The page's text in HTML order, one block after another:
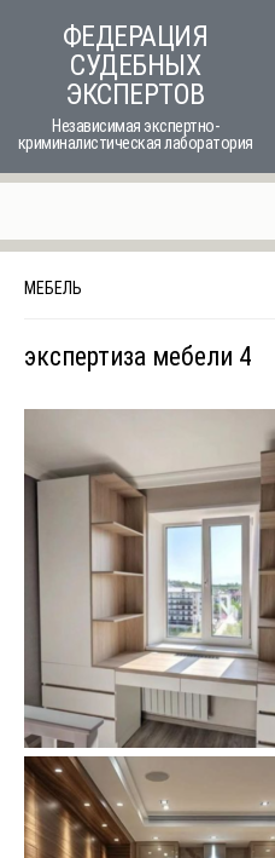
ФЕДЕРАЦИЯ
СУДЕБНЫХ
ЭКСПЕРТОВ
Независимая экспертно-
криминалистическая лаборатория
МЕБЕЛЬ
экспертиза мебели 4